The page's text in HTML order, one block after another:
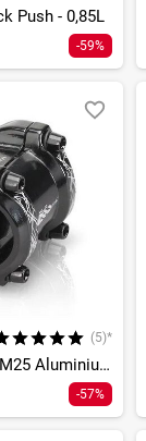
Push - 0,85L
-59%
(5)*
All MTN A-Head Vorbau ST-M25 Aluminium 31,8mm/0°
-57%